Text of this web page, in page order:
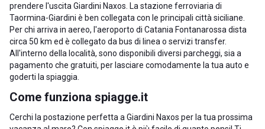
prendere l'uscita Giardini Naxos. La stazione ferroviaria di
Taormina-Giardini è ben collegata con le principali città siciliane.
Per chi arriva in aereo, l'aeroporto di Catania Fontanarossa dista
circa 50 km ed è collegato da bus di linea o servizi transfer.
All'interno della località, sono disponibili diversi parcheggi, sia a
pagamento che gratuiti, per lasciare comodamente la tua auto e
goderti la spiaggia.
Come funziona spiagge.it
Cerchi la postazione perfetta a Giardini Naxos per la tua prossima